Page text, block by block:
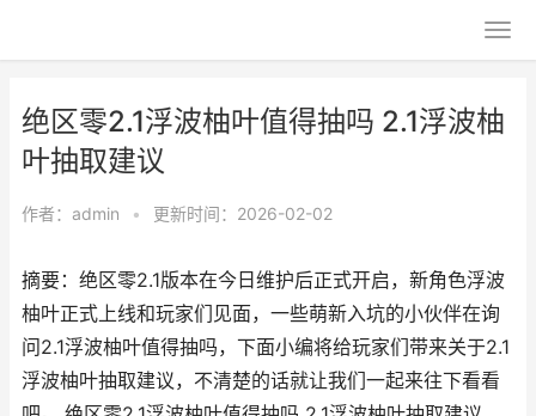
绝区零2.1浮波柚叶值得抽吗 2.1浮波柚
叶抽取建议
作者： admin • 更新时间：2026-02-02
摘要：绝区零2.1版本在今日维护后正式开启，新角色浮波
柚叶正式上线和玩家们见面，一些萌新入坑的小伙伴在询
问2.1浮波柚叶值得抽吗，下面小编将给玩家们带来关于2.1
浮波柚叶抽取建议，不清楚的话就让我们一起来往下看看